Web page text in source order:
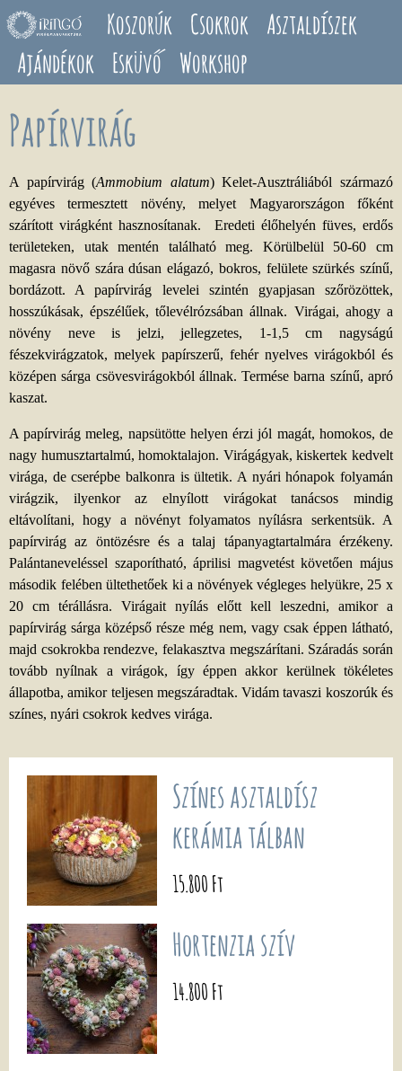
Ugrás a tartalomra Koszorúk Csokrok Asztaldíszek
Ajándékok Esküvő Workshop
Papírvirág
A papírvirág (Ammobium alatum) Kelet-Ausztráliából származó
egyéves termesztett növény, melyet Magyarországon főként
szárított virágként hasznosítanak. Eredeti élőhelyén füves, erdős
területeken, utak mentén található meg. Körülbelül 50-60 cm
magasra növő szára dúsan elágazó, bokros, felülete szürkés színű,
bordázott. A papírvirág levelei szintén gyapjasan szőrözöttek,
hosszúkásak, épszélűek, tőlevélrózsában állnak. Virágai, ahogy a
növény neve is jelzi, jellegzetes, 1-1,5 cm nagyságú
fészekvirágzatok, melyek papírszerű, fehér nyelves virágokból és
középen sárga csövesvirágokból állnak. Termése barna színű, apró
kaszat.
A papírvirág meleg, napsütötte helyen érzi jól magát, homokos, de
nagy humusztartalmú, homoktalajon. Virágágyak, kiskertek kedvelt
virága, de cserépbe balkonra is ültetik. A nyári hónapok folyamán
virágzik, ilyenkor az elnyílott virágokat tanácsos mindig
eltávolítani, hogy a növényt folyamatos nyílásra serkentsük. A
papírvirág az öntözésre és a talaj tápanyagtartalmára érzékeny.
Palántaneveléssel szaporítható, áprilisi magvetést követően május
második felében ültethetőek ki a növények végleges helyükre, 25 x
20 cm térállásra. Virágait nyílás előtt kell leszedni, amikor a
papírvirág sárga középső része még nem, vagy csak éppen látható,
majd csokrokba rendezve, felakasztva megszárítani. Száradás során
tovább nyílnak a virágok, így éppen akkor kerülnek tökéletes
állapotba, amikor teljesen megszáradtak. Vidám tavaszi koszorúk és
színes, nyári csokrok kedves virága.
Színes asztaldísz
kerámia tálban
15.800 Ft
Hortenzia szív
14.800 Ft